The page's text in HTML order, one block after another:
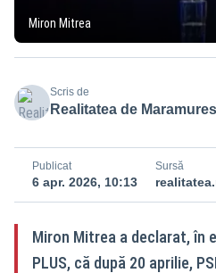
Miron Mitrea
Scris de
Realitatea de Maramures
Publicat
6 apr. 2026, 10:13
Sursă
Miron Mitrea a declarat, în
PLUS, că după 20 aprilie,